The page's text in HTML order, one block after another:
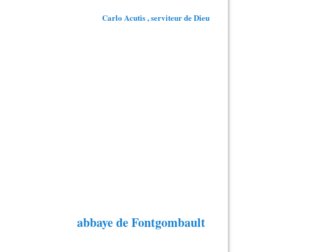
Carlo Acutis , serviteur de Dieu
abbaye de Fontgombault